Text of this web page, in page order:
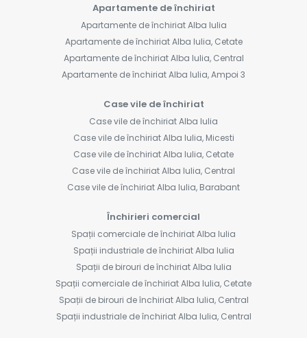
Apartamente de închiriat
Apartamente de închiriat Alba Iulia
Apartamente de închiriat Alba Iulia, Cetate
Apartamente de închiriat Alba Iulia, Central
Apartamente de închiriat Alba Iulia, Ampoi 3
Case vile de închiriat
Case vile de închiriat Alba Iulia
Case vile de închiriat Alba Iulia, Micesti
Case vile de închiriat Alba Iulia, Cetate
Case vile de închiriat Alba Iulia, Central
Case vile de închiriat Alba Iulia, Barabant
Închirieri comercial
Spații comerciale de închiriat Alba Iulia
Spații industriale de închiriat Alba Iulia
Spații de birouri de închiriat Alba Iulia
Spații comerciale de închiriat Alba Iulia, Cetate
Spații de birouri de închiriat Alba Iulia, Central
Spații industriale de închiriat Alba Iulia, Central